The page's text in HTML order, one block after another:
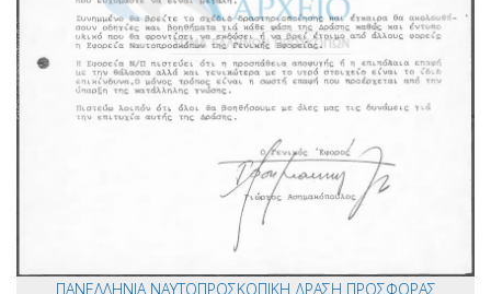
ΠΑΝΕΛΛΗΝΙΑ ΝΑΥΤΟΠΡΟΣΚΟΠΙΚΗ ΔΡΑΣΗ ΠΡΟΣΦΟΡΑΣ